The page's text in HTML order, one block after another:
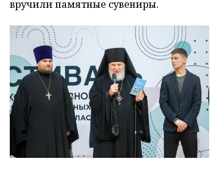
вручили памятные сувениры.